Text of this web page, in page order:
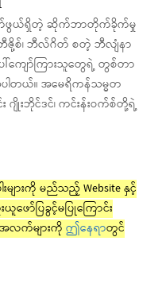
သက်ဖွယ်ရှိတဲ့ ဆိုက်ဘာတိုက်ခိုက်မှု
စ်၊ ဘီလ်ဂိတ် စတဲ့ ဘီလျံနာ
ကျော်ကြားသူတွေရဲ့ တွစ်တာ
တယ်။ အမေရိကန်သမ္မတ
ဂျိုးဘိုင်ဒင်၊ ကင်းန်းဝက်စ်တို့ရဲ့
းများကို မည်သည့် Website နှင့်
ဖော်ပြခွင့်မပြုကြောင်း
လက်များကို ဤနေရာတွင်